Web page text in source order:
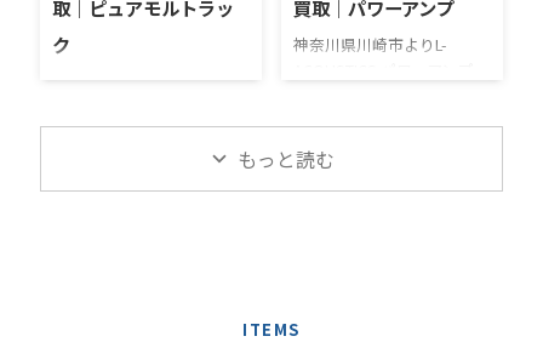
番：MKH816/P48 カテゴ
リ：ショットガンマイク /
コンデン ...
動作状態、外観コンディシ
ョン、搬出時の安全性を確
テゴリ：業務用レコードプ
レーヤー / 円板再生機 買取
ラヴィチーニの思想が色濃
く反映された製品は、音楽
ンから支持されています。
今回お譲りいただいた834L
は、EARのラインコントロ
ールアンプとして展開され
取｜ピュアモルトラッ
ク
神奈川県川崎市にて
ク B-PM1000 を高価買い取
りさせていただきました。
買取｜パワーアンプ
神奈川県川崎市よりL-
ていただきました。 L-
ACOUSTICS（エルアコース
ティックス）は、フランス
発の世界的PA／SRブランド
響メーカーです。ラインア
もっと読む
ITEMS